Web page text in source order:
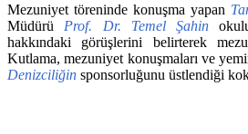
Mezuniyet töreninde konuşma yapan
Müdürü Prof. Dr. Temel Şahin
hakkındaki görüşlerini belirterek
Kutlama, mezuniyet konuşmaları ve
Denizciliğin sponsorluğunu üstlendiği